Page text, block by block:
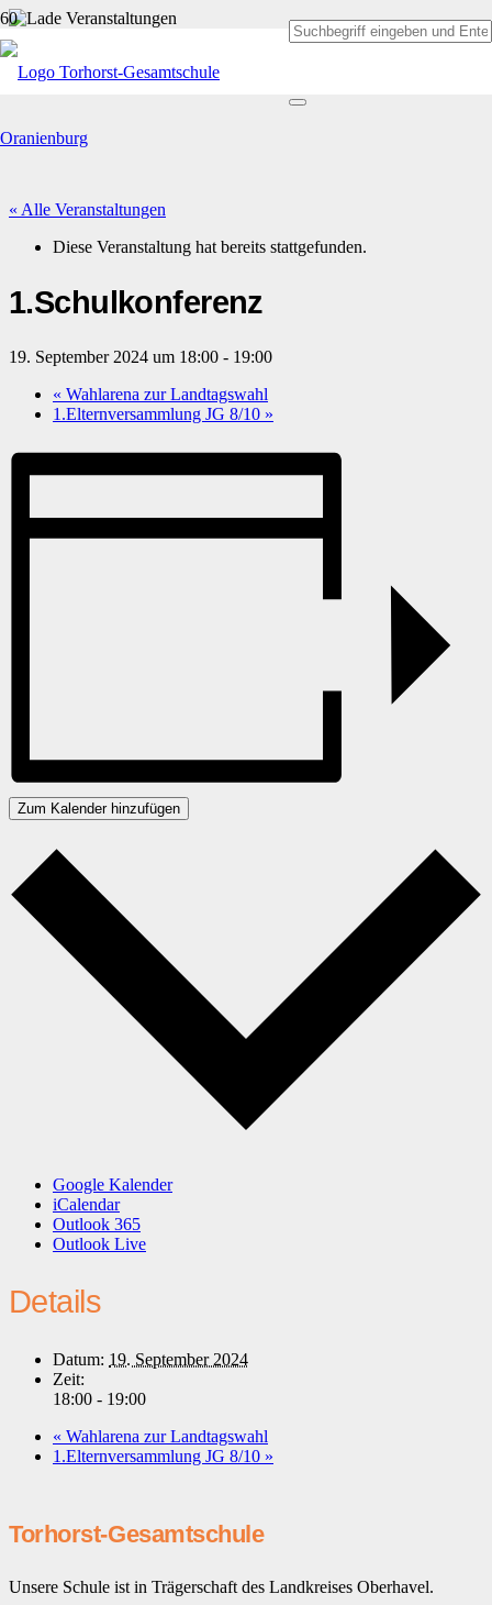
« Alle Veranstaltungen
Diese Veranstaltung hat bereits stattgefunden.
1.Schulkonferenz
19. September 2024 um 18:00 - 19:00
« Wahlarena zur Landtagswahl
1.Elternversammlung JG 8/10 »
Zum Kalender hinzufügen
Google Kalender
iCalendar
Outlook 365
Outlook Live
Details
Datum: 19. September 2024
Zeit:
18:00 - 19:00
« Wahlarena zur Landtagswahl
1.Elternversammlung JG 8/10 »
Torhorst-Gesamtschule
Unsere Schule ist in Trägerschaft des Landkreises Oberhavel.